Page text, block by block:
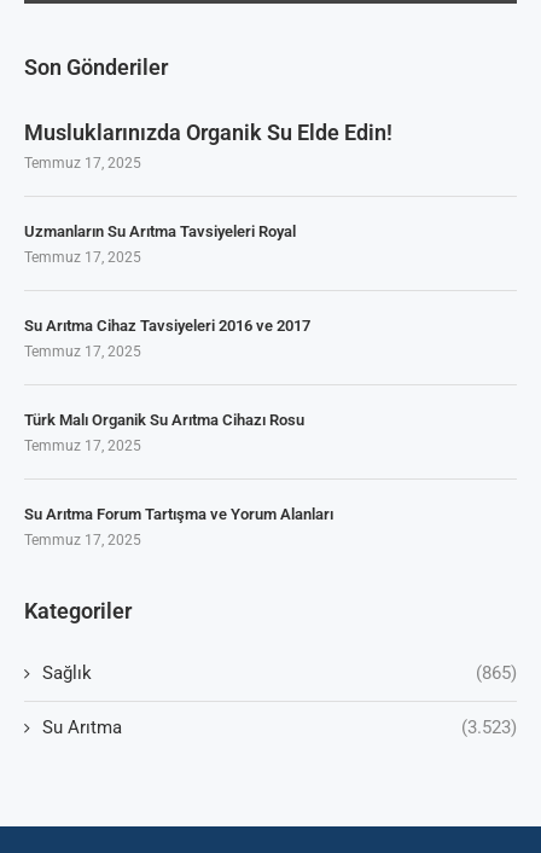
Son Gönderiler
Musluklarınızda Organik Su Elde Edin!
Temmuz 17, 2025
Uzmanların Su Arıtma Tavsiyeleri Royal
Temmuz 17, 2025
Su Arıtma Cihaz Tavsiyeleri 2016 ve 2017
Temmuz 17, 2025
Türk Malı Organik Su Arıtma Cihazı Rosu
Temmuz 17, 2025
Su Arıtma Forum Tartışma ve Yorum Alanları
Temmuz 17, 2025
Kategoriler
Sağlık (865)
Su Arıtma (3.523)